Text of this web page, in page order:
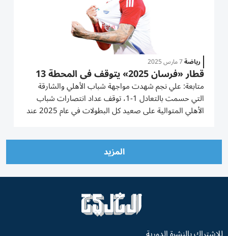
رياضة7 مارس 2025
قطار «فرسان 2025» يتوقف في المحطة 13
متابعة: علي نجم شهدت مواجهة شباب الأهلي والشارقة
التي حسمت بالتعادل 1-1، توقف عداد انتصارات شباب
الأهلي المتوالية على صعيد كل البطولات في عام 2025 عند
المزيد